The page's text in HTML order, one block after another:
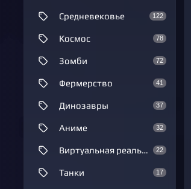
122
Средневековье
78
Космос
72
Зомби
41
Фермерство
37
Динозавры
32
Аниме
22
Виртуальная реальность
17
Танки